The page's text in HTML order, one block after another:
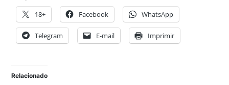
18+ Facebook WhatsApp
Telegram E-mail Imprimir
Relacionado